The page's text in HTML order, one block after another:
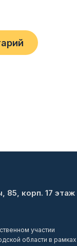
85, корп. 17 этаж
участии
области в рамках